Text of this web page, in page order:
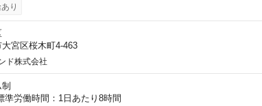
り
宮区桜木町4-463
ド株式会社
準労働時間：1日あたり8時間